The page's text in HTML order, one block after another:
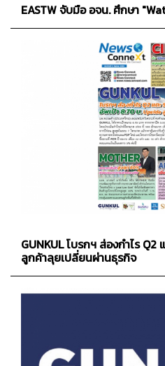
EASTW จับมือ อจน. ศึกษา
GUNKUL โบรกฯ ส่องกำไร
ลูกค้าลุยเปลี่ยนผ่านธุรกิจ